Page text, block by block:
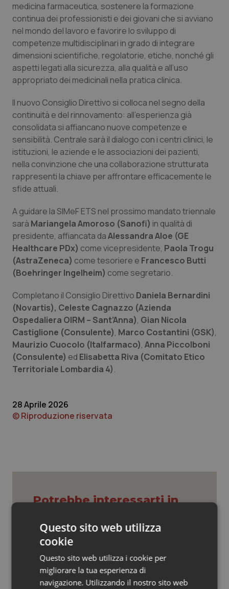
Lazio
Liguria
Lombardia
Molise
Piemonte
Provincia Autonoma di Bolzano
Puglia
Sardegna
Sicilia
Toscana
Umbria
Valle D’Aosta
Diabete & glucometri
Disturbi dell’umore
Dolore
Epatiti
HIV
Infezioni & Febbre
Malattie rare
Malattia di Crohn & Rettocolite Ulcerosa
Neuroscienze & patologie neurodegenerative
Obesità
Oftalmologia
Oncodermatologia
Oncologia & Nutrizione
Quotidiano Chirurgia
Quotidiano Oncologia
Quotidiano Pediatria
Rene & patologie urogenitali
medicina farmaceutica, sostenere la formazione
continua dei professionisti e dei giovani che si avviano
nel mondo del lavoro e favorire lo sviluppo di
competenze multidisciplinari in grado di integrare
dimensioni scientifiche, regolatorie, etiche, nonché gli
aspetti legati alla sicurezza, alla qualità e all’uso
appropriato dei medicinali nella pratica clinica.
Il nuovo Consiglio Direttivo si colloca nel segno della
continuità e del rinnovamento: all’esperienza già
consolidata si affiancano nuove competenze e
sensibilità. Centrale sarà il dialogo con i centri clinici, le
istituzioni, le aziende e le associazioni dei pazienti,
nella convinzione che una collaborazione strutturata
rappresenti la chiave per affrontare efficacemente le
sfide attuali.
A guidare la SIMeF ETS nel prossimo mandato triennale
sarà Mariangela Amoroso (Sanofi) in qualità di
presidente, affiancata daAlessandra Aloe (GE
Healthcare PDx) come vicepresidente, Paola Trogu
(AstraZeneca) come tesoriere e Francesco Butti
(Boehringer Ingelheim) come segretario.
Completano il Consiglio Direttivo Daniela Bernardini
(Novartis), Celeste Cagnazzo (Azienda
Ospedaliera OIRM – Sant’Anna), Gian Nicola
Castiglione (Consulente), Marco Costantini (GSK),
Maurizio Cuocolo (Italfarmaco), Anna Piccolboni
(Consulente) ed Elisabetta Riva (Comitato Etico
Territoriale Lombardia 4).
28 Aprile 2026
© Riproduzione riservata
Potrebbe interessarti in
“Preoccupazione per la mancata
approvazione dell’adeguamento
delle tariffe ospedaliere, così rinvio
rinnovo contratto sanità privata”
Questo sito web utilizza
cookie
Questo sito web utilizza i cookie per
migliorare la tua esperienza di
navigazione. Utilizzando il nostro sito web